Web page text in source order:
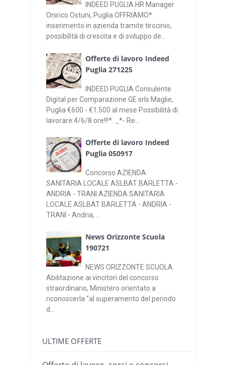
INDEED PUGLIA HR Manager
Onirico Ostuni, Puglia OFFRIAMO*
inserimento in azienda tramite tirocinio,
possibilità di crescita e di sviluppo de...
Offerte di lavoro Indeed
Puglia 271225
INDEED PUGLIA Consulente
Digital per Comparazione GE srls Maglie,
Puglia €600 - €1.500 al mese Possibilità di
lavorare:4/6/8 ore!!!*. _*- Re...
Offerte di lavoro Indeed
Puglia 050917
Concorso AZIENDA
SANITARIA LOCALE ASLBAT BARLETTA -
ANDRIA - TRANI AZIENDA SANITARIA
LOCALE ASLBAT BARLETTA - ANDRIA -
TRANI - Andria, ...
News Orizzonte Scuola
190721
NEWS ORIZZONTE SCUOLA
Abilitazione ai vincitori del concorso
straordinario, Ministero orientato a
riconoscerla “al superamento del periodo
d...
ULTIME OFFERTE